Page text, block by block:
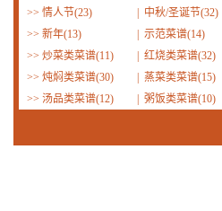
>> 情人节(23)
中秋/圣诞节(32)
>> 新年(13)
示范菜谱(14)
>> 炒菜类菜谱(11)
红烧类菜谱(32)
>> 炖焖类菜谱(30)
蒸菜类菜谱(15)
>> 汤品类菜谱(12) 粥饭类菜谱(10)